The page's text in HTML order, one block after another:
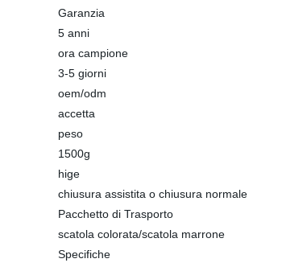
Garanzia
5 anni
ora campione
3-5 giorni
oem/odm
accetta
peso
1500g
hige
chiusura assistita o chiusura normale
Pacchetto di Trasporto
scatola colorata/scatola marrone
Specifiche